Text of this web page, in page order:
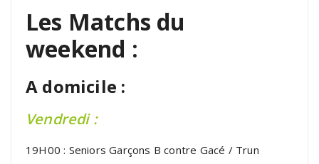
Les Matchs du
weekend :
A domicile :
Vendredi :
19H00 : Seniors Garçons B contre Gacé / Trun